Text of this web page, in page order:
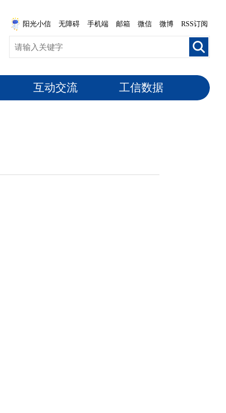
阳光小信 无障碍 手机端 邮箱 微信 微博 RSS订阅
互动交流 工信数据